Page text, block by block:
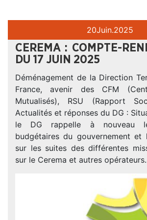
20Juin.2025
CEREMA : COMPTE-
DU 17 JUIN 2025
Déménagement de la Direction
France, avenir des CFM
Mutualisés), RSU (Rapport
Actualités et réponses du DG :
le DG rappelle à nouveau
budgétaires du gouvernement et
sur les suites des différentes
sur le Cerema et autres